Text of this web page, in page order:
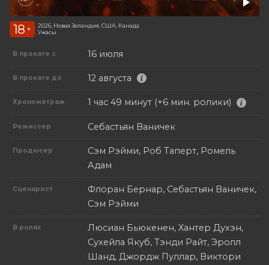
18 +
2026, Новая Зеландия, США, Канада
Ужасы
В прокате с 16 июля
В прокате до 12 августа
Хронометраж 1 час 49 минут (+6 мин. ролики)
Режиссер Себастьян Ваничек
Продюсер
Сэм Рэйми, Роб Таперт, Ромель
Адам
Сценарист
Флоран Бернар, Себастьян Ваничек,
Сэм Рэйми
В ролях
Люсиан Бьюкенен, Хантер Духэн,
Сухейла Якуб, Тэнди Райт, Эролл
Шанд, Джордж Пуллар, Виктори